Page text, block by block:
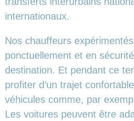
internationaux.
Nos chauffeurs
ponctuellement et en
destination. Et pendant ce
profiter d’un trajet
véhicules comme, par
Les voitures peuvent être